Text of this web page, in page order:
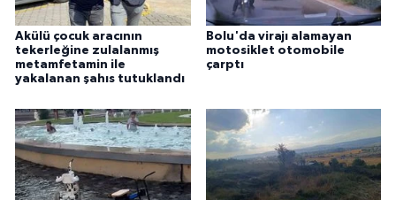
Akülü çocuk aracının
tekerleğine zulalanmış
metamfetamin ile
yakalanan şahıs tutuklandı
Bolu'da virajı alamayan
motosiklet otomobile
çarptı